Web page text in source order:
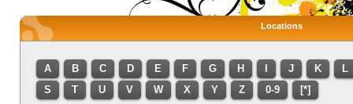
Locations
A B C D E F G H J K
L
S
T U V W X Y Z 0-9 [*]